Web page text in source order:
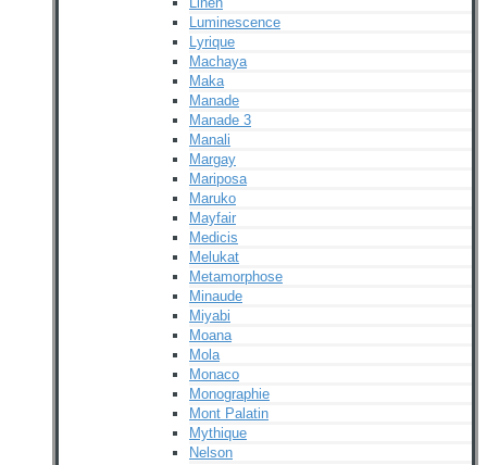
Luminescence
Lyrique
Machaya
Maka
Manade
Manade 3
Manali
Margay
Mariposa
Maruko
Mayfair
Medicis
Melukat
Metamorphose
Minaude
Miyabi
Moana
Mola
Monaco
Monographie
Mont Palatin
Mythique
Nelson